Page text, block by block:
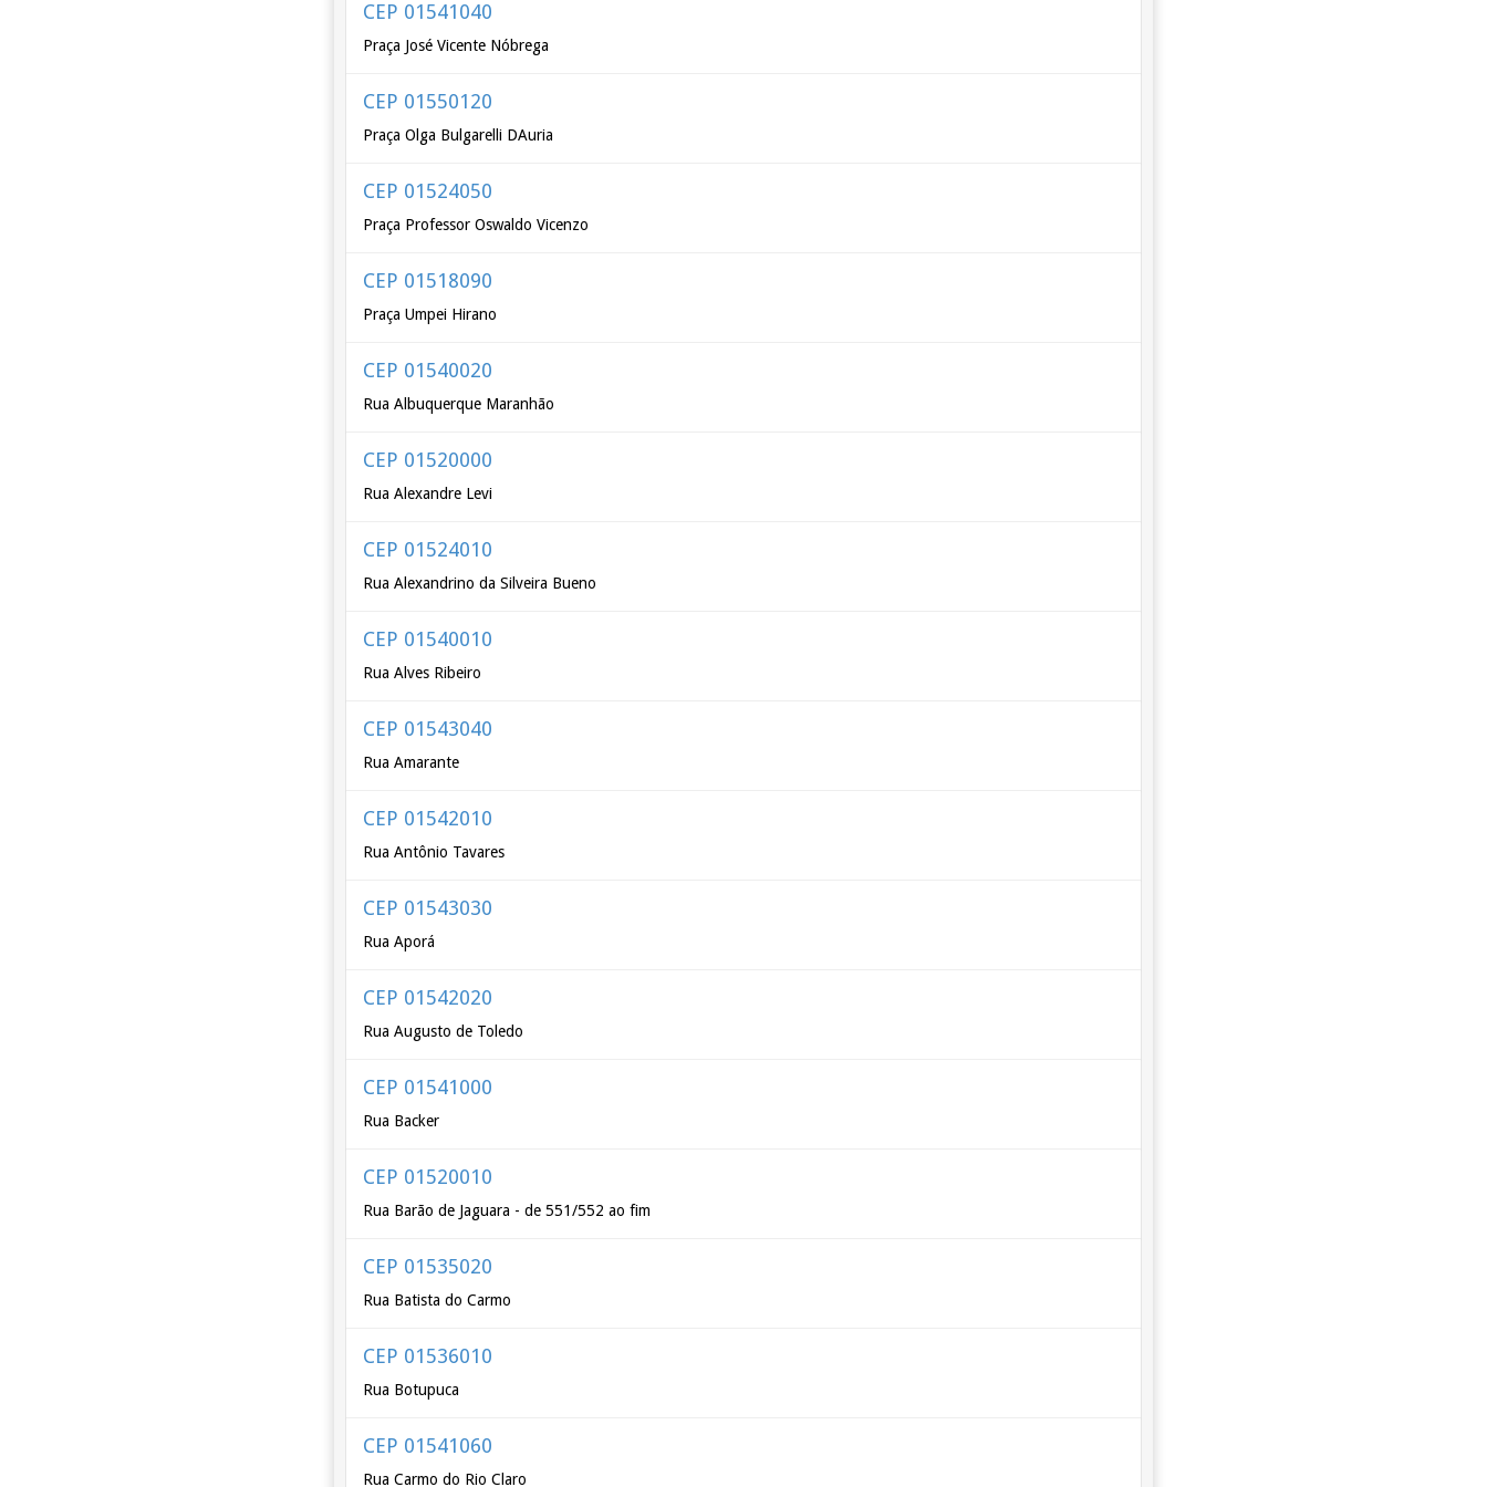
CEP 01541040
Praça José Vicente Nóbrega
CEP 01550120
Praça Olga Bulgarelli DAuria
CEP 01524050
Praça Professor Oswaldo Vicenzo
CEP 01518090
Praça Umpei Hirano
CEP 01540020
Rua Albuquerque Maranhão
CEP 01520000
Rua Alexandre Levi
CEP 01524010
Rua Alexandrino da Silveira Bueno
CEP 01540010
Rua Alves Ribeiro
CEP 01543040
Rua Amarante
CEP 01542010
Rua Antônio Tavares
CEP 01543030
Rua Aporá
CEP 01542020
Rua Augusto de Toledo
CEP 01541000
Rua Backer
CEP 01520010
Rua Barão de Jaguara - de 551/552 ao fim
CEP 01535020
Rua Batista do Carmo
CEP 01536010
Rua Botupuca
CEP 01541060
Rua Carmo do Rio Claro